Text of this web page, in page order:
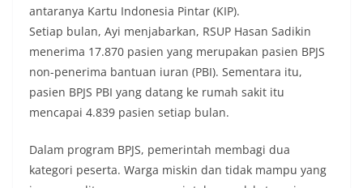
antaranya Kartu Indonesia Pintar (KIP).
Setiap bulan, Ayi menjabarkan, RSUP Hasan Sadikin
menerima 17.870 pasien yang merupakan pasien BPJS
non-penerima bantuan iuran (PBI). Sementara itu,
pasien BPJS PBI yang datang ke rumah sakit itu
mencapai 4.839 pasien setiap bulan.
Dalam program BPJS, pemerintah membagi dua
kategori peserta. Warga miskin dan tidak mampu yang